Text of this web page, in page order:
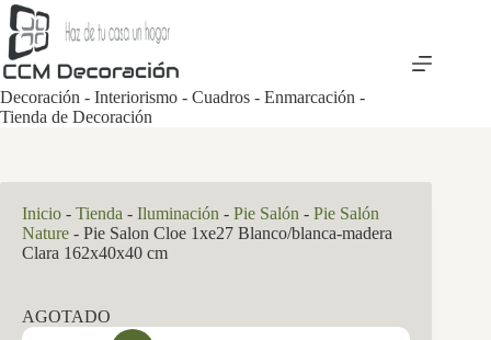
Saltar
al
contenido
Decoración - Interiorismo - Cuadros - Enmarcación -
Tienda de Decoración
Inicio - Tienda - Iluminación - Pie Salón - Pie Salón
Nature - Pie Salon Cloe 1xe27 Blanco/blanca-madera
Clara 162x40x40 cm
AGOTADO